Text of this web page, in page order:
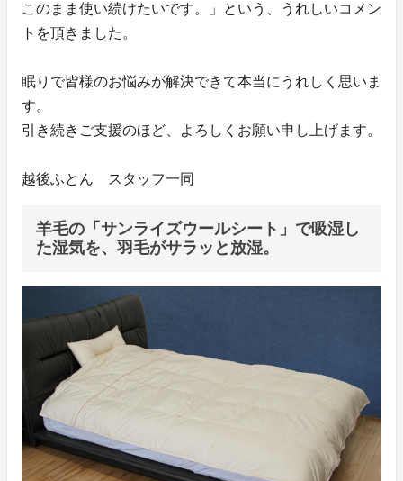
このまま使い続けたいです。」という、うれしいコメン
トを頂きました。
眠りで皆様のお悩みが解決できて本当にうれしく思いま
す。
引き続きご支援のほど、よろしくお願い申し上げます。
越後ふとん スタッフ一同
羊毛の「サンライズウールシート」で吸湿し
た湿気を、羽毛がサラッと放湿。